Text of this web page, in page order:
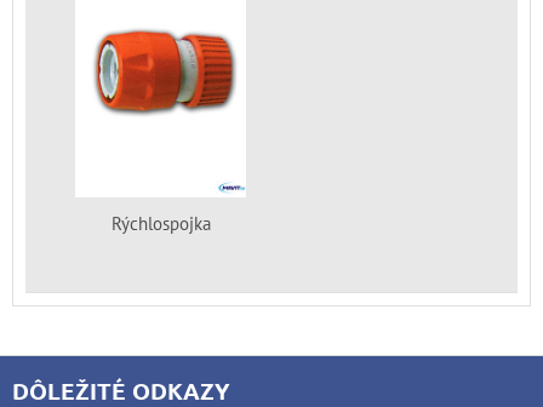
Rýchlospojka
DÔLEŽITÉ ODKAZY